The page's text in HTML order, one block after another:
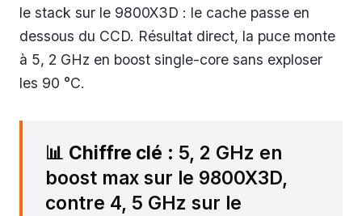
le stack sur le 9800X3D : le cache passe en
dessous du CCD. Résultat direct, la puce monte
à 5, 2 GHz en boost single-core sans exploser
les 90 °C.
📊 Chiffre clé : 5, 2 GHz en
boost max sur le 9800X3D,
contre 4, 5 GHz sur le